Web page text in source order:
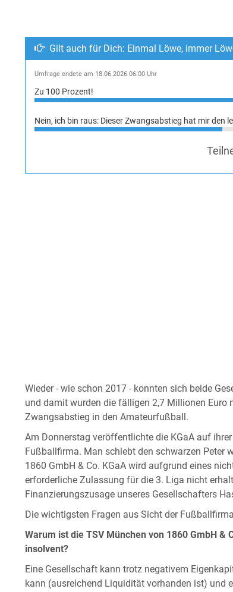
Gilt auch für Dich: Einmal Löwe, immer
Umfrage endete am 18.06.2026 06:00 Uhr
Zu 100 Prozent!
Nein, ich bin raus: Dieser Zwangsabstieg hat mir den
Wieder - wie schon 2017 - konnten sich beide
und damit wurden die fälligen 2,7 Millionen Euro
Zwangsabstieg in den Amateurfußball.
Am Donnerstag veröffentlichte die KGaA auf
Fußballfirma. Man schiebt den schwarzen Peter
1860 GmbH & Co. KGaA wird aufgrund eines
erforderliche Zulassung für die 3. Liga nicht
Finanzierungszusage unseres Gesellschafters
Die wichtigsten Fragen aus Sicht der
Warum ist die TSV München von 1860 GmbH
insolvent?
Eine Gesellschaft kann trotz negativem
kann (ausreichend Liquidität vorhanden ist) und